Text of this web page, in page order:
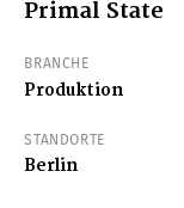
Primal State
BRANCHE
Produktion
STANDORTE
Berlin